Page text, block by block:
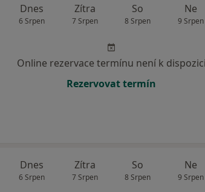
Dnes
6 Srpen
Zítra
7 Srpen
So
8 Srpen
Ne
9 Srpen
Online rezervace termínu není k dispozici
Rezervovat termín
Dnes
6 Srpen
Zítra
7 Srpen
So
8 Srpen
Ne
9 Srpen